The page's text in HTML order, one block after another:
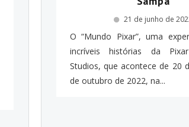
21 de junho de
O “Mundo Pixar”, uma
incríveis histórias da
Studios, que acontece de 20
de outubro de 2022, na...